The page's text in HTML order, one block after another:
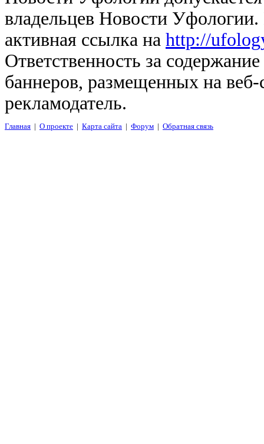
владельцев Новости
активная ссылка на http://
Ответственность за
баннеров, размещенных на
рекламодатель.
Главная | О проекте | Карта сайта | Форум | Обратная связь